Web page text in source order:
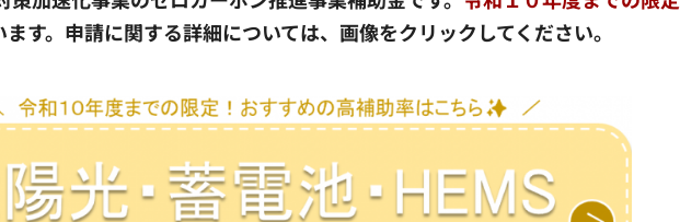
ます。申請に関する詳細については、画像をクリックしてください。